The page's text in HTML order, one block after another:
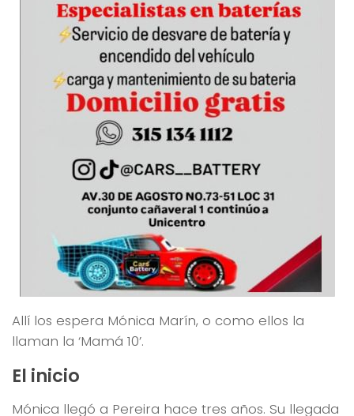
Allí los espera Mónica Marín, o como ellos la
llaman la ‘Mamá 10’.
El inicio
Mónica llegó a Pereira hace tres años. Su llegada